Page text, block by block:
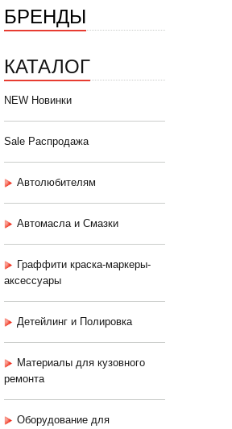
БРЕНДЫ
КАТАЛОГ
NEW Новинки
Sale Распродажа
Автолюбителям
Автомасла и Смазки
Граффити краска-маркеры-
аксессуары
Детейлинг и Полировка
Материалы для кузовного
ремонта
Оборудование для